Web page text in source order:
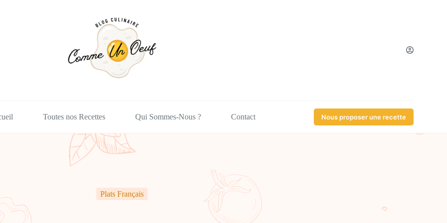
Toutes nos Recettes Qui Sommes-Nous ? Contact Nous proposer une recette
Plats Français